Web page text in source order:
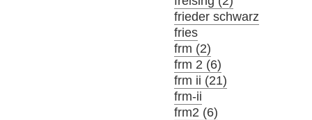
frieder schwarz
fries
frm (2)
frm 2 (6)
frm ii (21)
frm-ii
frm2 (6)